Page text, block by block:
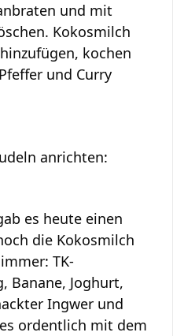
und mit
Kokosmilch
kochen
und Curry
anrichten:
es heute einen
die Kokosmilch
TK-
Banane, Joghurt,
Ingwer und
ordentlich mit dem